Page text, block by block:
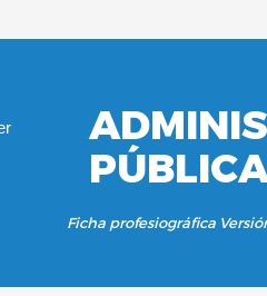
Ficha profesiográfica